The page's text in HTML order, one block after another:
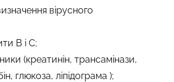
вірусного
B і C;
(креатинін, трансамінази,
глюкоза, ліпідограма );